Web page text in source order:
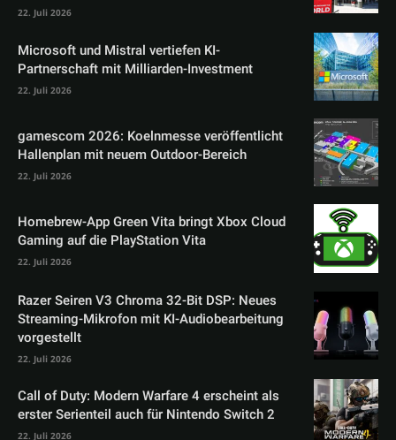
22. Juli 2026
Microsoft und Mistral vertiefen KI-
Partnerschaft mit Milliarden-Investment
22. Juli 2026
gamescom 2026: Koelnmesse veröffentlicht
Hallenplan mit neuem Outdoor-Bereich
22. Juli 2026
Homebrew-App Green Vita bringt Xbox Cloud
Gaming auf die PlayStation Vita
22. Juli 2026
Razer Seiren V3 Chroma 32-Bit DSP: Neues
Streaming-Mikrofon mit KI-Audiobearbeitung
vorgestellt
22. Juli 2026
Call of Duty: Modern Warfare 4 erscheint als
erster Serienteil auch für Nintendo Switch 2
22. Juli 2026